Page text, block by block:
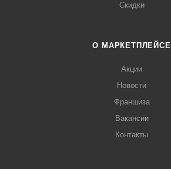
Скидки
О МАРКЕТПЛЕЙСЕ
Акции
Новости
Франшиза
Вакансии
Контакты